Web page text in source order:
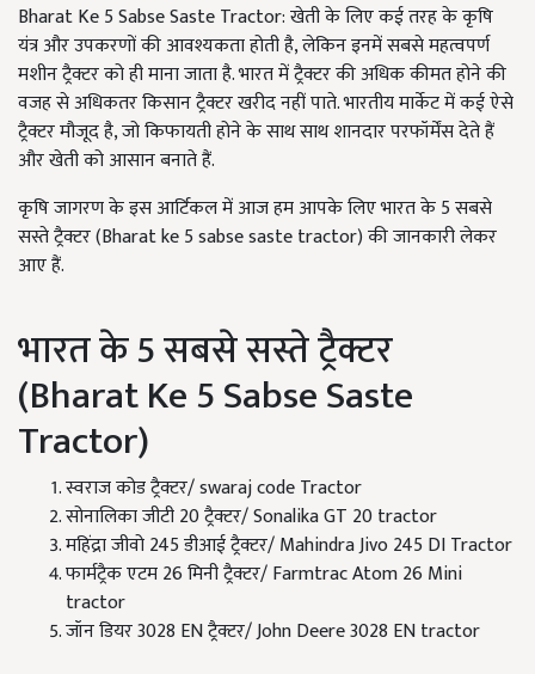
Bharat Ke 5 Sabse Saste Tractor: खेती के लिए कई तरह के कृषि
यंत्र और उपकरणों की आवश्यकता होती है, लेकिन इनमें सबसे महत्वपर्ण
मशीन ट्रैक्टर को ही माना जाता है. भारत में ट्रैक्टर की अधिक कीमत होने की
वजह से अधिकतर किसान ट्रैक्टर खरीद नहीं पाते. भारतीय मार्केट में कई ऐसे
ट्रैक्टर मौजूद है, जो किफायती होने के साथ साथ शानदार परफॉर्मेंस देते हैं
और खेती को आसान बनाते हैं.
कृषि जागरण के इस आर्टिकल में आज हम आपके लिए भारत के 5 सबसे
सस्ते ट्रैक्टर (Bharat ke 5 sabse saste tractor) की जानकारी लेकर
आए हैं.
भारत के 5 सबसे सस्ते ट्रैक्टर
(Bharat Ke 5 Sabse Saste
Tractor)
स्वराज कोड ट्रैक्टर/ swaraj code Tractor
सोनालिका जीटी 20 ट्रैक्टर/ Sonalika GT 20 tractor
महिंद्रा जीवो 245 डीआई ट्रैक्टर/ Mahindra Jivo 245 DI Tractor
फार्मट्रैक एटम 26 मिनी ट्रैक्टर/ Farmtrac Atom 26 Mini
tractor
जॉन डियर 3028 EN ट्रैक्टर/ John Deere 3028 EN tractor